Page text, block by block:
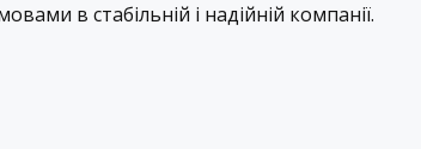
в стабільній і надійній компанії.